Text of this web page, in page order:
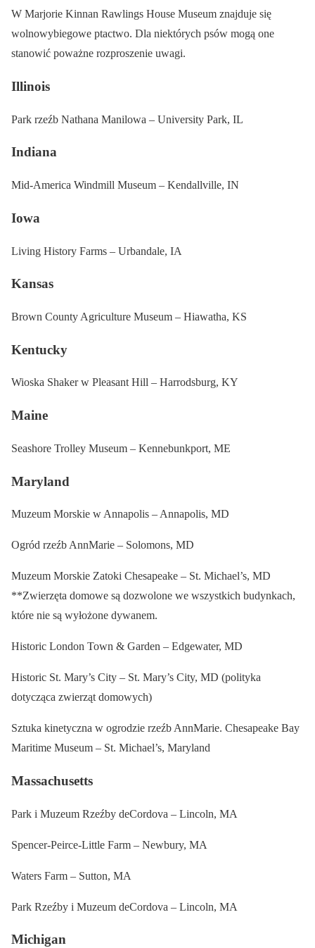
W Marjorie Kinnan Rawlings House Museum znajduje się
wolnowybiegowe ptactwo. Dla niektórych psów mogą one
stanowić poważne rozproszenie uwagi.
Illinois
Park rzeźb Nathana Manilowa – University Park, IL
Indiana
Mid-America Windmill Museum – Kendallville, IN
Iowa
Living History Farms – Urbandale, IA
Kansas
Brown County Agriculture Museum – Hiawatha, KS
Kentucky
Wioska Shaker w Pleasant Hill – Harrodsburg, KY
Maine
Seashore Trolley Museum – Kennebunkport, ME
Maryland
Muzeum Morskie w Annapolis – Annapolis, MD
Ogród rzeźb AnnMarie – Solomons, MD
Muzeum Morskie Zatoki Chesapeake – St. Michael’s, MD
**Zwierzęta domowe są dozwolone we wszystkich budynkach,
które nie są wyłożone dywanem.
Historic London Town & Garden – Edgewater, MD
Historic St. Mary’s City – St. Mary’s City, MD (polityka
dotycząca zwierząt domowych)
Sztuka kinetyczna w ogrodzie rzeźb AnnMarie. Chesapeake Bay
Maritime Museum – St. Michael’s, Maryland
Massachusetts
Park i Muzeum Rzeźby deCordova – Lincoln, MA
Spencer-Peirce-Little Farm – Newbury, MA
Waters Farm – Sutton, MA
Park Rzeźby i Muzeum deCordova – Lincoln, MA
Michigan